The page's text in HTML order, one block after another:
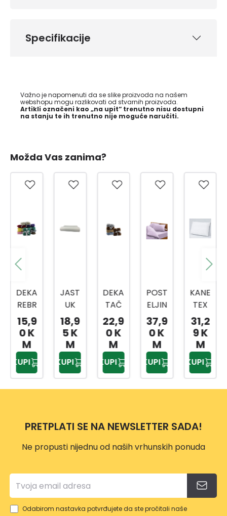
Specifikacije
Važno je napomenuti da se slike proizvoda na našem
webshopu mogu razlikovati od stvarnih proizvoda.
Artikli označeni kao „na upit“ trenutno nisu dostupni
na stanju te ih trenutno nije moguće naručiti.
Možda Vas zanima?
DEKA
REBR
ASTA
150X
200
CM
15,9
0 K
M
KUPI
JAST
UK
DP32
16
55X3
5 CM
18,9
5 K
M
KUPI
DEKA
TAČ
KICE
180X
200
CM
22,9
0 K
M
KUPI
POST
ELJIN
A
JEDN
OKRE
VETN
A 3/1
150X
200
37,9
0 K
M
KUPI
KANE
TEX
JAST
UK
CLIM
A
CON
TROL
50X7
31,2
9 K
M
KUPI
PRETPLATI SE NA NEWSLETTER SADA!
Ne propusti nijednu od naših vrhunskih ponuda
Odabirom nastavka potvrđujete da ste pročitali naše